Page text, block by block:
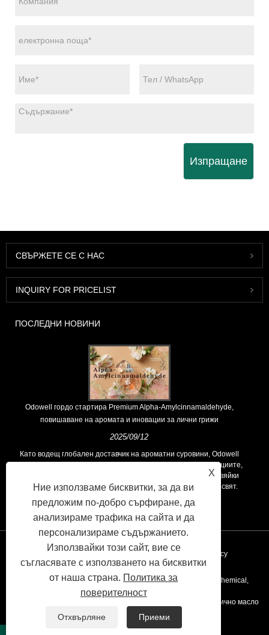
Изпращане
СВЪРЖЕТЕ СЕ С НАС
INQUIRY FOR PRICELIST
ПОСЛЕДНИ НОВИНИ
Odowell гордо стартира Premium Alpha-Amylcinnamaldehyde,
повишаване на аромата и иновации за лични грижи
2025/09/12
Като водещ глобален доставчик на ароматни суровини, Odowell
поддържа основна философия на „ориентирана към иновациите,
фокусирани върху качеството“, последователно предоставяйки
превъзходни решения за аромати на клиентите по целия свят.
Privacy Policy
Copyright © 2020 Kunshan Odowell Co., Ltd - China Aroma Chemical,
Производители на съставки на аромата, доставчици на етерично масло
Всички права запазени.
X
Ние използваме бисквитки, за да ви
предложим по-добро сърфиране, да
анализираме трафика на сайта и да
персонализираме съдържанието.
Използвайки този сайт, вие се
съгласявате с използването на бисквитки
от наша страна. Политика за
поверителност
Отхвърляне Приеми